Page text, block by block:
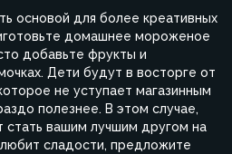
основой для более креативных
домашнее мороженое
добавьте фрукты и
Дети будут в восторге от
не уступает магазинным
полезнее. В этом случае,
стать вашим лучшим другом на
сладости, предложите